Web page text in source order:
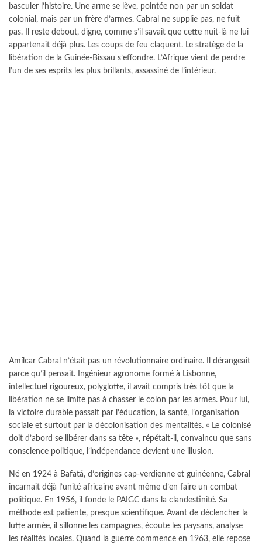
basculer l’histoire. Une arme se lève, pointée non par un soldat
colonial, mais par un frère d’armes. Cabral ne supplie pas, ne fuit
pas. Il reste debout, digne, comme s’il savait que cette nuit-là ne lui
appartenait déjà plus. Les coups de feu claquent. Le stratège de la
libération de la Guinée-Bissau s’effondre. L’Afrique vient de perdre
l’un de ses esprits les plus brillants, assassiné de l’intérieur.
Amílcar Cabral n’était pas un révolutionnaire ordinaire. Il dérangeait
parce qu’il pensait. Ingénieur agronome formé à Lisbonne,
intellectuel rigoureux, polyglotte, il avait compris très tôt que la
libération ne se limite pas à chasser le colon par les armes. Pour lui,
la victoire durable passait par l’éducation, la santé, l’organisation
sociale et surtout par la décolonisation des mentalités. « Le colonisé
doit d’abord se libérer dans sa tête », répétait-il, convaincu que sans
conscience politique, l’indépendance devient une illusion.
Né en 1924 à Bafatá, d’origines cap-verdienne et guinéenne, Cabral
incarnait déjà l’unité africaine avant même d’en faire un combat
politique. En 1956, il fonde le PAIGC dans la clandestinité. Sa
méthode est patiente, presque scientifique. Avant de déclencher la
lutte armée, il sillonne les campagnes, écoute les paysans, analyse
les réalités locales. Quand la guerre commence en 1963, elle repose